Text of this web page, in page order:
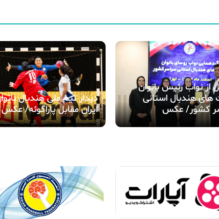
از نواب رئیس بانوان
های هندبال استانی
کشور/ عکس
دیدار تیم ملی هندبال
ایران مقابل پاراگوئه/ عکس